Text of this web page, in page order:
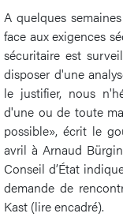
A quelques
face aux exigences
sécuritaire est
disposer d'une
le justifier, nous
d'une ou de toute
possible», écrit le
avril à Arnaud
Conseil d’État
demande de
Kast (lire encadré).